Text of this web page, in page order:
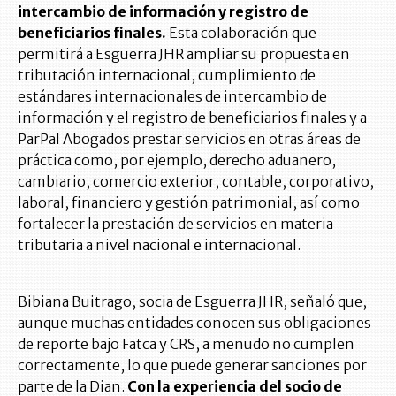
intercambio de información y registro de
beneficiarios finales. Esta colaboración que
permitirá a Esguerra JHR ampliar su propuesta en
tributación internacional, cumplimiento de
estándares internacionales de intercambio de
información y el registro de beneficiarios finales y a
ParPal Abogados prestar servicios en otras áreas de
práctica como, por ejemplo, derecho aduanero,
cambiario, comercio exterior, contable, corporativo,
laboral, financiero y gestión patrimonial, así como
fortalecer la prestación de servicios en materia
tributaria a nivel nacional e internacional.
Bibiana Buitrago, socia de Esguerra JHR, señaló que,
aunque muchas entidades conocen sus obligaciones
de reporte bajo Fatca y CRS, a menudo no cumplen
correctamente, lo que puede generar sanciones por
parte de la Dian. Con la experiencia del socio de